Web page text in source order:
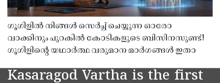
ഗൂഗിളിൽ നിങ്ങൾ സെർച്ച് ചെയ്യുന്ന ഓരോ
വാക്കിനും പുറകിൽ കോടികളുടെ ബിസിനസുണ്ട്!
ഗൂഗിളിന്റെ യഥാർത്ഥ വരുമാന മാർഗങ്ങൾ ഇതാ
Kasaragod Vartha is the first